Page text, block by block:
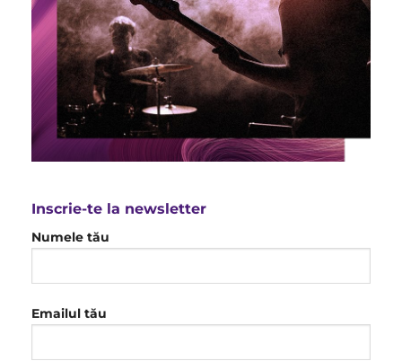
în
pagina
produsului.
Inscrie-te la newsletter
Numele tău
Emailul tău